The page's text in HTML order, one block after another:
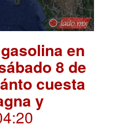
en
8 de
cuesta
y